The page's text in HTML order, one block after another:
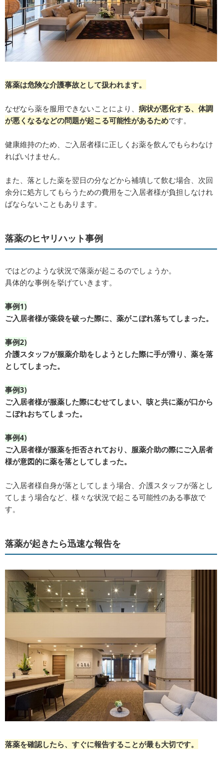
落薬は危険な介護事故として扱われます。
なぜなら薬を服用できないことにより、 病状が悪化する、体調
が悪くなるなどの問題が起こる可能性があるためです。
健康維持のため、ご入居者様に正しくお薬を飲んでもらわなけ
ればいけません。
また、落とした薬を翌日の分などから補填して飲む場合、次回
余分に処方してもらうための費用をご入居者様が負担しなけれ
ばならないこともあります。
落薬のヒヤリハット事例
ではどのような状況で落薬が起こるのでしょうか。
具体的な事例を挙げていきます。
事例1)
ご入居者様が薬袋を破った際に、薬がこぼれ落ちてしまった。
事例2)
介護スタッフが服薬介助をしようとした際に手が滑り、薬を落
としてしまった。
事例3)
ご入居者様が服薬した際にむせてしまい、咳と共に薬が口から
こぼれおちてしまった。
事例4)
ご入居者様が服薬を拒否されており、服薬介助の際にご入居者
様が意図的に薬を落としてしまった。
ご入居者様自身が落としてしまう場合、介護スタッフが落とし
てしまう場合など、様々な状況で起こる可能性のある事故で
す。
落薬が起きたら迅速な報告を
落薬を確認したら、すぐに報告することが最も大切です。